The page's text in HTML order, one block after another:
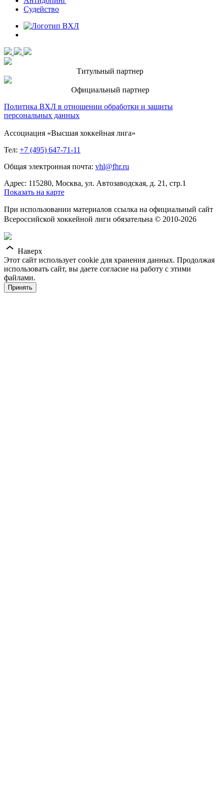
Судейство
Титульный партнер
Официальный партнер
Политика ВХЛ в отношении обработки и защиты
персональных данных
Ассоциация «Высшая хоккейная лига»
Тел: +7 (495) 647-71-11
Общая электронная почта: vhl@fhr.ru
Адрес: 115280, Москва, ул. Автозаводская, д. 21, стр.1
Показать на карте
При использовании материалов ссылка на официальный сайт
Всероссийской хоккейной лиги обязательна © 2010-2026
Наверх
Этот сайт использует cookie для хранения данных. Продолжая
использовать сайт, вы даете согласие на работу с этими
файлами.
Принять